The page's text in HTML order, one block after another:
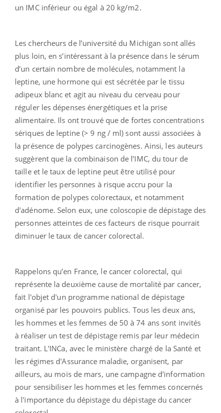
un IMC inférieur ou égal à 20 kg/m2.
Les chercheurs de l’université du Michigan sont allés
plus loin, en s’intéressant à la présence dans le sérum
d’un certain nombre de molécules, notamment la
leptine, une hormone qui est sécrétée par le tissu
adipeux blanc et agit au niveau du cerveau pour
réguler les dépenses énergétiques et la prise
alimentaire. Ils ont trouvé que de fortes concentrations
sériques de leptine (> 9 ng / ml) sont aussi associées à
la présence de polypes carcinogènes. Ainsi, les auteurs
suggèrent que la combinaison de l’IMC, du tour de
taille et le taux de leptine peut être utilisé pour
identifier les personnes à risque accru pour la
formation de polypes colorectaux, et notamment
d'adénome. Selon eux, une coloscopie de dépistage des
personnes atteintes de ces facteurs de risque pourrait
diminuer le taux de cancer colorectal.
Rappelons qu’en France, le cancer colorectal, qui
représente la deuxième cause de mortalité par cancer,
fait l'objet d'un programme national de dépistage
organisé par les pouvoirs publics. Tous les deux ans,
les hommes et les femmes de 50 à 74 ans sont invités
à réaliser un test de dépistage remis par leur médecin
traitant. L'INCa, avec le ministère chargé de la Santé et
les régimes d'Assurance maladie, organisent, par
ailleurs, au mois de mars, une campagne d'information
pour sensibiliser les hommes et les femmes concernés
à l'importance du dépistage du dépistage du cancer